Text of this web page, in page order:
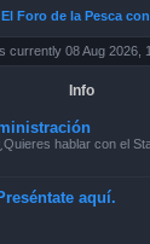
El Foro de la Pesca
currently 08 Aug 2026,
Info
hablar con el
aquí.